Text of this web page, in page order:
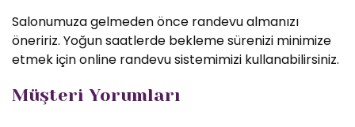
Salonumuza gelmeden önce randevu almanızı
öneririz. Yoğun saatlerde bekleme sürenizi minimize
etmek için online randevu sistemimizi kullanabilirsiniz.
Müşteri Yorumları